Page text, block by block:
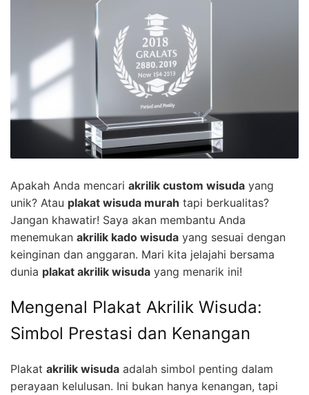
Apakah Anda mencari akrilik custom wisuda yang
unik? Atau plakat wisuda murah tapi berkualitas?
Jangan khawatir! Saya akan membantu Anda
menemukan akrilik kado wisuda yang sesuai dengan
keinginan dan anggaran. Mari kita jelajahi bersama
dunia plakat akrilik wisuda yang menarik ini!
Mengenal Plakat Akrilik Wisuda:
Simbol Prestasi dan Kenangan
Plakat akrilik wisuda adalah simbol penting dalam
perayaan kelulusan. Ini bukan hanya kenangan, tapi